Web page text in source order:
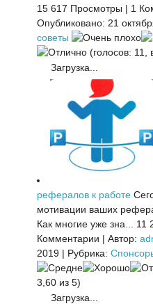
15 617 Просмотры | 1
Опубликовано: 21
советы
(голосов: 11,
Загрузка...
рефералов к работе
мотивации ваших
Как многие уже зна...
11
Комментарии | Автор:
2019 | Рубрика:
3,60 из 5)
Загрузка...